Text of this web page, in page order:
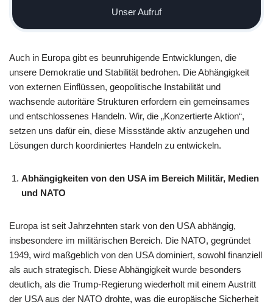
Unser Aufruf
Auch in Europa gibt es beunruhigende Entwicklungen, die
unsere Demokratie und Stabilität bedrohen. Die Abhängigkeit
von externen Einflüssen, geopolitische Instabilität und
wachsende autoritäre Strukturen erfordern ein gemeinsames
und entschlossenes Handeln. Wir, die „Konzertierte Aktion“,
setzen uns dafür ein, diese Missstände aktiv anzugehen und
Lösungen durch koordiniertes Handeln zu entwickeln.
Abhängigkeiten von den USA im Bereich Militär, Medien
und NATO
Europa ist seit Jahrzehnten stark von den USA abhängig,
insbesondere im militärischen Bereich. Die NATO, gegründet
1949, wird maßgeblich von den USA dominiert, sowohl finanziell
als auch strategisch. Diese Abhängigkeit wurde besonders
deutlich, als die Trump-Regierung wiederholt mit einem Austritt
der USA aus der NATO drohte, was die europäische Sicherheit